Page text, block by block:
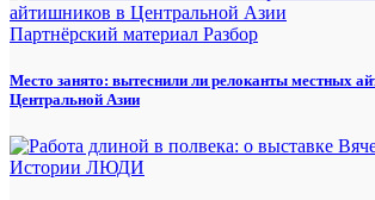
Партнёрский материал Разбор
Место занято: вытеснили ли релоканты местных
Центральной Азии
Истории ЛЮДИ